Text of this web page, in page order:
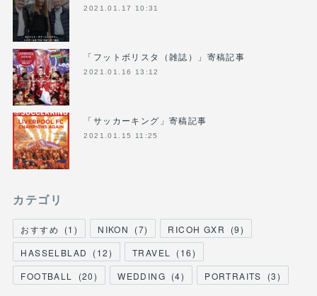
2021.01.17 10:31
「フットボリスタ（雑誌）」寄稿記事
2021.01.16 13:12
「サッカーキング」寄稿記事
2021.01.15 11:25
カテゴリ
おすすめ (1 ) NIKON (7) RICOH GXR (9)
HASSELBLAD
(12) TRAVEL (16)
FOOTBALL
(20) WEDDING (4) PORTRAITS (3)